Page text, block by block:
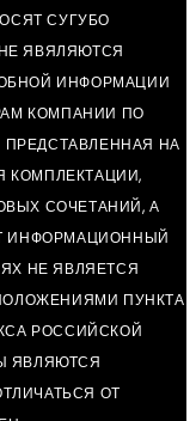
СУГУБО
ЯВЯЛЯЮТСЯ
ИНФОРМАЦИИ
КОМПАНИИ ПО
НА
СОЧЕТАНИЙ, А
ИНФОРМАЦИОННЫЙ
НЕ ЯВЛЯЕТСЯ
ПУНКТА
РОССИЙСКОЙ
ЯВЛЯЮТСЯ
ОТ